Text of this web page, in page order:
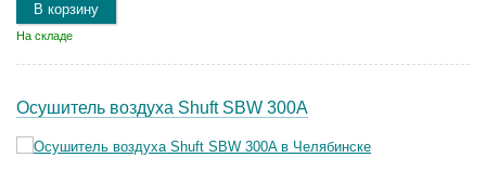
В корзину
На складе
Осушитель воздуха Shuft SBW 300A